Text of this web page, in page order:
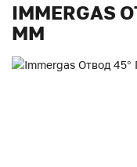
IMMERGAS
ММ